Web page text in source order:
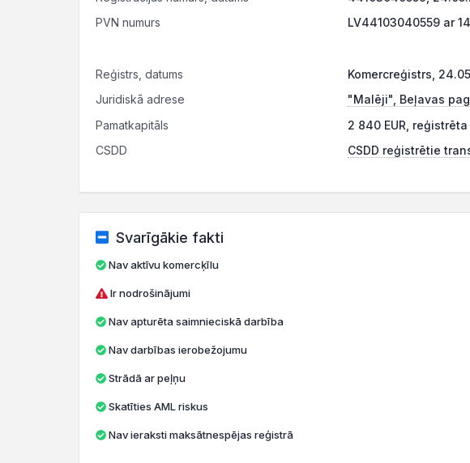
PVN numurs
LV44103040559 ar
Reģistrs, datums
Komercreģistrs,
Juridiskā adrese
"Malēji", Beļavas
Pamatkapitāls
2 840 EUR,
CSDD
CSDD reģistrētie
Svarīgākie fakti
Nav aktīvu komercķīlu
Ir nodrošinājumi
Nav apturēta saimnieciskā darbība
Nav darbības ierobežojumu
Strādā ar peļņu
Skatīties AML riskus
Nav ieraksti maksātnespējas reģistrā